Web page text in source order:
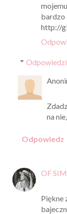
bardzo
http://
Odpowiedzi
na
Odpowiedz
OF
Piękne